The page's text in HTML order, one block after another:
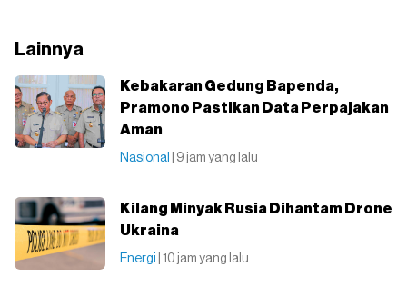
Lainnya
Kebakaran Gedung Bapenda,
Pramono Pastikan Data Perpajakan
Aman
Nasional | 9 jam yang lalu
Kilang Minyak Rusia Dihantam Drone
Ukraina
Energi | 10 jam yang lalu